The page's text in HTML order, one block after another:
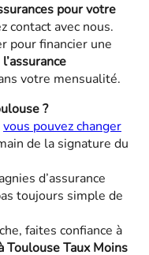
pour votre
contact avec nous.
pour financier une
l’assurance
votre mensualité.
?
vous pouvez changer
de la signature du
d’assurance
toujours simple de
faites confiance à
Taux Moins